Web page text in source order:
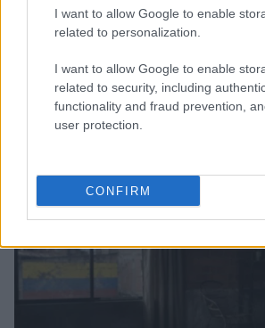
I want to allow Google to enable
related to personalization.
I want to allow Google to enable
related to security, including
functionality and fraud prevention,
user protection.
CONFIRM
CONSOLLE